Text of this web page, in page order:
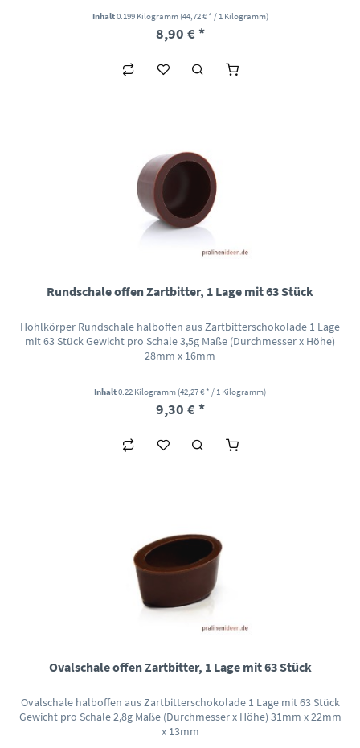
Inhalt0.199 Kilogramm (44,72 € * / 1 Kilogramm)
8,90 € *
Rundschale offen Zartbitter, 1 Lage mit 63 Stück
Hohlkörper Rundschale halboffen aus Zartbitterschokolade 1 Lage
mit 63 Stück Gewicht pro Schale 3,5g Maße (Durchmesser x Höhe)
28mm x 16mm
Inhalt0.22 Kilogramm (42,27 € * / 1 Kilogramm)
9,30 € *
Ovalschale offen Zartbitter, 1 Lage mit 63 Stück
Ovalschale halboffen aus Zartbitterschokolade 1 Lage mit 63 Stück
Gewicht pro Schale 2,8g Maße (Durchmesser x Höhe) 31mm x 22mm
x 13mm